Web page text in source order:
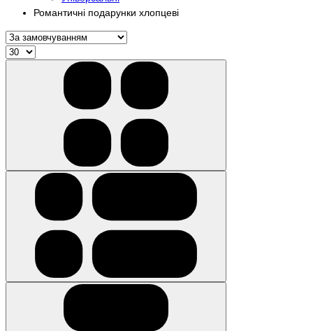
Романтичні подарунки хлопцеві